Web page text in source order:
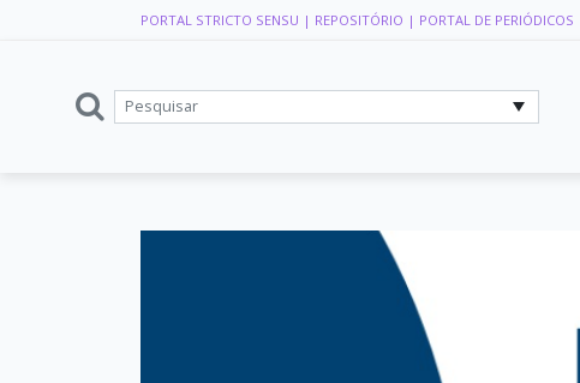
PORTAL STRICTO SENSU | REPOSITÓRIO | PORTAL DE PERIÓDICOS